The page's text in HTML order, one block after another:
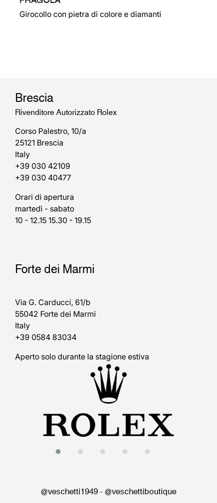
Girocollo con pietra di colore e diamanti
Brescia
Rivenditore Autorizzato Rolex
Corso Palestro, 10/a
25121 Brescia
Italy
+39 030 42109
+39 030 40477
Orari di apertura
martedì - sabato
10 - 12.15 15.30 - 19.15
Forte dei Marmi
Via G. Carducci, 61/b
55042 Forte dei Marmi
Italy
+39 0584 83034
Aperto solo durante la stagione estiva
@veschetti1949- @veschettiboutique